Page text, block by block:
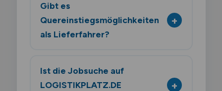
Gibt es
Quereinstiegsmöglichkeiten
als Lieferfahrer?
Ist die Jobsuche auf
LOGISTIKPLATZ.DE